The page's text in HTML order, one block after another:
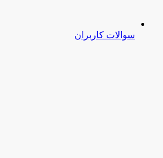
سوالات کاربران